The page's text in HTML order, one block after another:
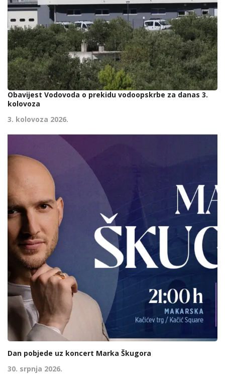
Obavijest Vodovoda o prekidu vodoopskrbe za danas 3.
kolovoza
3. kolovoza 2026.
Dan pobjede uz koncert Marka Škugora
30. srpnja 2026.